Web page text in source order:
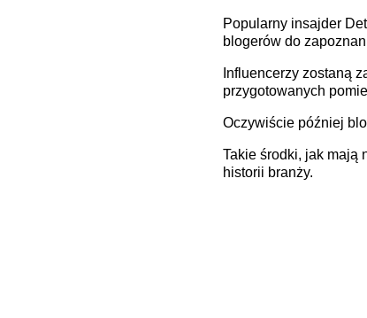
Popularny insajder
blogerów do
Influencerzy zostaną
przygotowanych
Oczywiście później
Takie środki, jak mają
historii branży.